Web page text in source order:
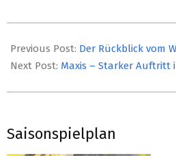
10-
15
Previous Post: Der Rückblick vom
Next Post: Maxis – Starker Auftritt
Saisonspielplan